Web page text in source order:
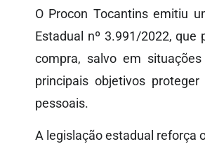
O Procon Tocantins emitiu
Estadual nº 3.991/2022,
compra, salvo em
principais objetivos
pessoais.
A legislação estadual reforça